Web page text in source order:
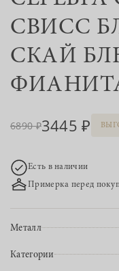
СВИСС
СКАЙ
6890 3445
Есть в наличии
Примерка перед
Металл
Категории